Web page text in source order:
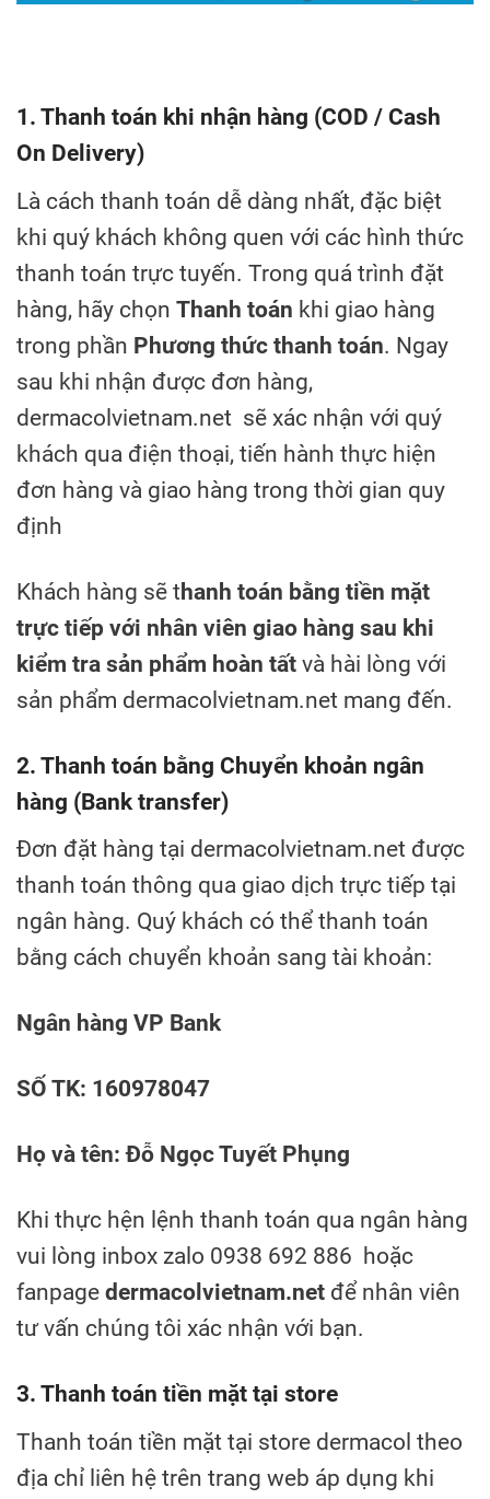
1. Thanh toán khi nhận hàng (COD / Cash
On Delivery)
Là cách thanh toán dễ dàng nhất, đặc biệt
khi quý khách không quen với các hình thức
thanh toán trực tuyến. Trong quá trình đặt
hàng, hãy chọn Thanh toán khi giao hàng
trong phần Phương thức thanh toán. Ngay
sau khi nhận được đơn hàng,
dermacolvietnam.net sẽ xác nhận với quý
khách qua điện thoại, tiến hành thực hiện
đơn hàng và giao hàng trong thời gian quy
định
Khách hàng sẽ t hanh toán bằng tiền mặt
trực tiếp với nhân viên giao hàng sau khi
kiểm tra sản phẩm hoàn tất và hài lòng với
sản phẩm dermacolvietnam.net mang đến.
2. Thanh toán bằng Chuyển khoản ngân
hàng (Bank transfer)
Đơn đặt hàng tại dermacolvietnam.net được
thanh toán thông qua giao dịch trực tiếp tại
ngân hàng. Quý khách có thể thanh toán
bằng cách chuyển khoản sang tài khoản:
Ngân hàng VP Bank
SỐ TK: 160978047
Họ và tên: Đỗ Ngọc Tuyết Phụng
Khi thực hện lệnh thanh toán qua ngân hàng
vui lòng inbox zalo 0938 692 886 hoặc
fanpage dermacolvietnam.net để nhân viên
tư vấn chúng tôi xác nhận với bạn.
3. Thanh toán tiền mặt tại store
Thanh toán tiền mặt tại store dermacol theo
địa chỉ liên hệ trên trang web áp dụng khi